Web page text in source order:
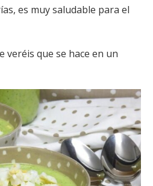
es muy saludable para el
veréis que se hace en un